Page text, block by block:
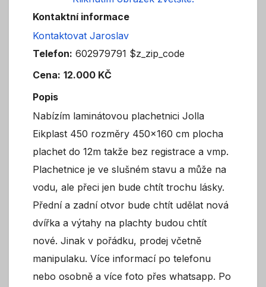
Kontaktní informace
Kontaktovat Jaroslav
Telefon: 602979791 $z_zip_code
Cena: 12.000 KČ
Popis
Nabízím laminátovou plachetnici Jolla
Eikplast 450 rozměry 450×160 cm plocha
plachet do 12m takže bez registrace a vmp.
Plachetnice je ve slušném stavu a může na
vodu, ale přeci jen bude chtít trochu lásky.
Přední a zadní otvor bude chtít udělat nová
dvířka a výtahy na plachty budou chtít
nové. Jinak v pořádku, prodej včetně
manipulaku. Více informací po telefonu
nebo osobně a více foto přes whatsapp. Po